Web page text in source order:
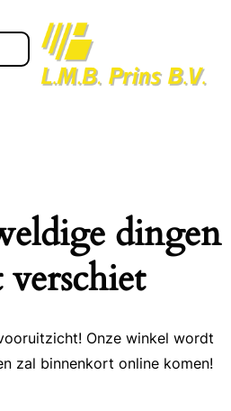
dingen
Onze winkel wordt
zal binnenkort online komen!